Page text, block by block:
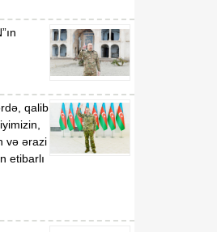
informasiya
18:20
07 Avqust
18:18
07 Avqust
07 Avqust
qalib
və ərazi
etibarlı